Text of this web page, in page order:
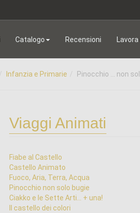
Catalogo Recensioni Lavora
Infanzia e Primarie Pinocchio ... non
Viaggi Animati
Fiabe al Castello
Castello Animato
Fuoco, Aria, Terra, Acqua
Pinocchio non solo bugie
Ciakko e le Sette Arti... + una!
Il castello dei colori